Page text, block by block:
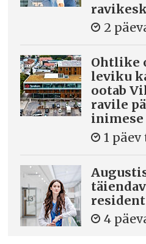
2
Ohtlike
leviku
ootab
ravile
inimese
1
4